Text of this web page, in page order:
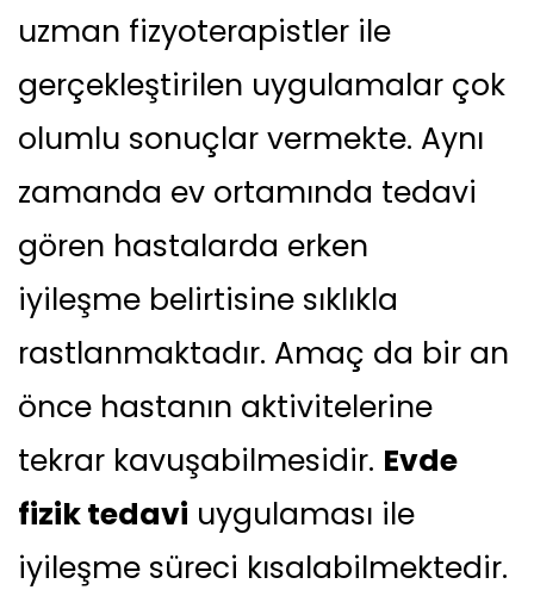
uzman fizyoterapistler ile
gerçekleştirilen uygulamalar çok
olumlu sonuçlar vermekte. Aynı
zamanda ev ortamında tedavi
gören hastalarda erken
iyileşme belirtisine sıklıkla
rastlanmaktadır. Amaç da bir an
önce hastanın aktivitelerine
tekrar kavuşabilmesidir. Evde
fizik tedavi uygulaması ile
iyileşme süreci kısalabilmektedir.